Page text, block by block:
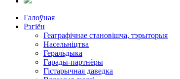
Галоўная
Рэгіён
Геаграфічнае становішча, тэрыторыя
Насельніцтва
Геральдыка
Гарады-партнёры
Гістарычная даведка